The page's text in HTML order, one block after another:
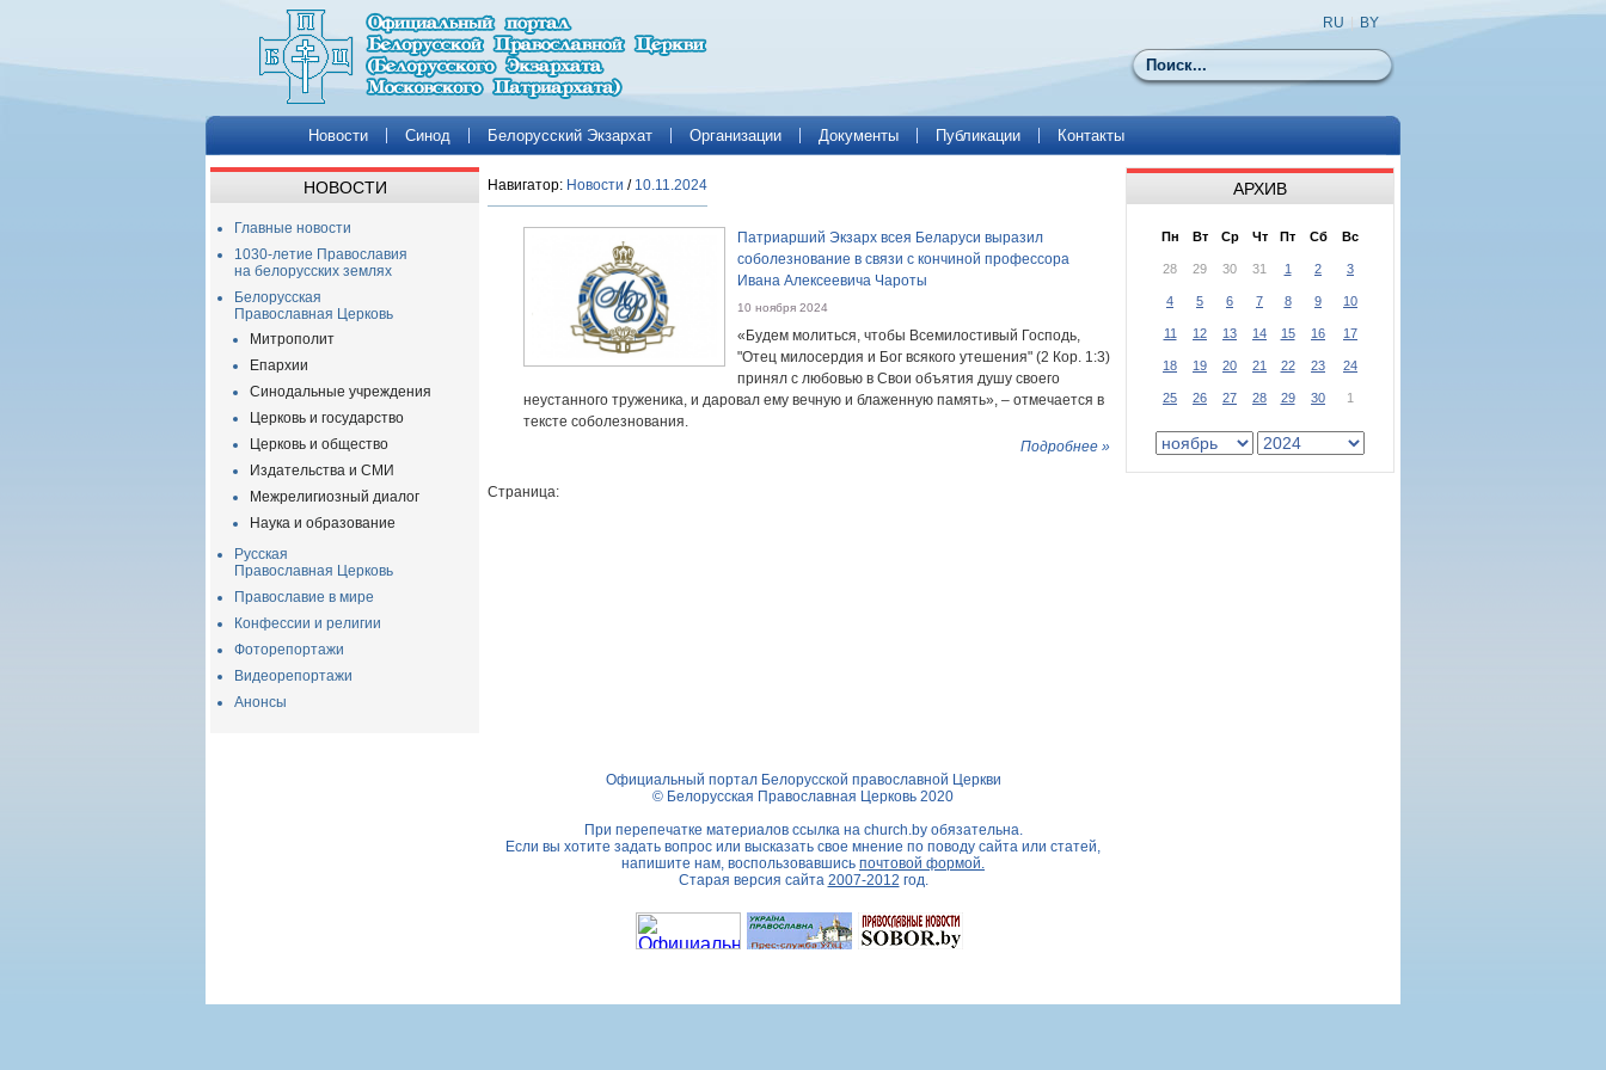
Поиск
RU BY
Новости Синод Белорусский Экзархат Организации Документы Публикации Контакты
НОВОСТИ
Главные новости
1030-летие Православия
на белорусских землях
Белорусская
Православная Церковь
Митрополит
Епархии
Синодальные учреждения
Церковь и государство
Церковь и общество
Издательства и СМИ
Межрелигиозный диалог
Наука и образование
Русская
Православная Церковь
Православие в мире
Конфессии и религии
Фоторепортажи
Видеорепортажи
Анонсы
Навигатор: Новости / 10.11.2024
Патриарший Экзарх всея Беларуси выразил
соболезнование в связи с кончиной профессора
Ивана Алексеевича Чароты
10 ноября 2024
«Будем молиться, чтобы Всемилостивый Господь,
"Отец милосердия и Бог всякого утешения" (2 Кор. 1:3)
принял с любовью в Свои объятия душу своего
неустанного труженика, и даровал ему вечную и блаженную память», – отмечается в
тексте соболезнования.
Подробнее »
Страница:
АРХИВ
Пн Вт Ср Чт Пт Сб Вс
28 29 30 31 1 2 3
4 5 6 7 8 9 10
11 12 13 14 15 16 17
18 19 20 21 22 23 24
25 26 27 28 29 30 1
Официальный портал Белорусской православной Церкви
© Белорусская Православная Церковь 2020
При перепечатке материалов ссылка на church.byобязательна.
Если вы хотите задать вопрос или высказать свое мнение по поводу сайта или статей,
напишите нам, воспользовавшись почтовой формой.
Старая версия сайта 2007-2012 год.